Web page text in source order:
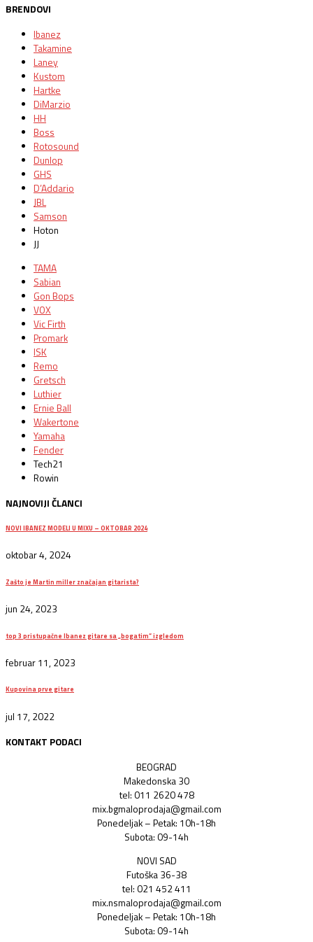
BRENDOVI
Ibanez
Takamine
Laney
Kustom
Hartke
DiMarzio
HH
Boss
Rotosound
Dunlop
GHS
D’Addario
JBL
Samson
Hoton
JJ
TAMA
Sabian
Gon Bops
VOX
Vic Firth
Promark
ISK
Remo
Gretsch
Luthier
Ernie Ball
Wakertone
Yamaha
Fender
Tech21
Rowin
NAJNOVIJI ČLANCI
NOVI IBANEZ MODELI U MIXU – OKTOBAR 2024
oktobar 4, 2024
Zašto je Martin miller značajan gitarista?
jun 24, 2023
top 3 pristupačne Ibanez gitare sa „bogatim“ izgledom
februar 11, 2023
Kupovina prve gitare
jul 17, 2022
KONTAKT PODACI
BEOGRAD
Makedonska 30
tel: 011 2620 478
mix.bgmaloprodaja@gmail.com
Ponedeljak – Petak: 10h-18h
Subota: 09-14h
NOVI SAD
Futoška 36-38
tel: 021 452 411
mix.nsmaloprodaja@gmail.com
Ponedeljak – Petak: 10h-18h
Subota: 09-14h